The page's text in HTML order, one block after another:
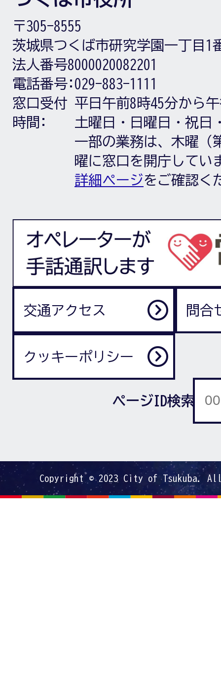
〒305-8555
茨城県つくば市研究学園一丁目1
法人番号8000020082201
電話番号: 029-883-1111
窓口受付
時間:
平日午前8時45分から
土曜日・日曜日・祝日
一部の業務は、木曜（
曜に窓口を開庁してい
詳細ページをご確認く
交通アクセス 問合
クッキーポリシー
ページID検索
Copyright © 2023 City of Tsukuba.